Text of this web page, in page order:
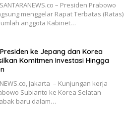
– Presiden Prabowo
menggelar Rapat Terbatas (Ratas)
anggota Kabinet…
ke Jepang dan Korea
Komitmen Investasi Hingga
Jakarta – Kunjungan kerja
Subianto ke Korea Selatan
baru dalam…